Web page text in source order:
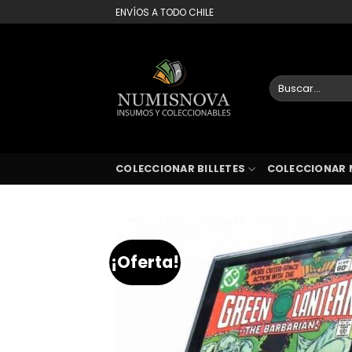
al
ENVÍOS A TODO CHILE
Buscar
por:
COLECCIONAR BILLETES COLECCIONAR
¡Oferta!